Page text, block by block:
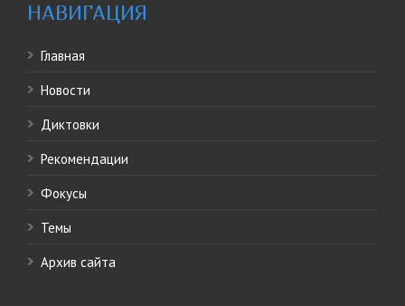
НАВИГАЦИЯ
Главная
Новости
Диктовки
Рекомендации
Фокусы
Темы
Архив сайта